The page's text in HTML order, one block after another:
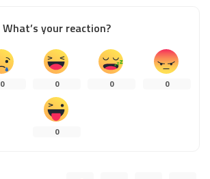
What’s your reaction?
0 0 0 0
0